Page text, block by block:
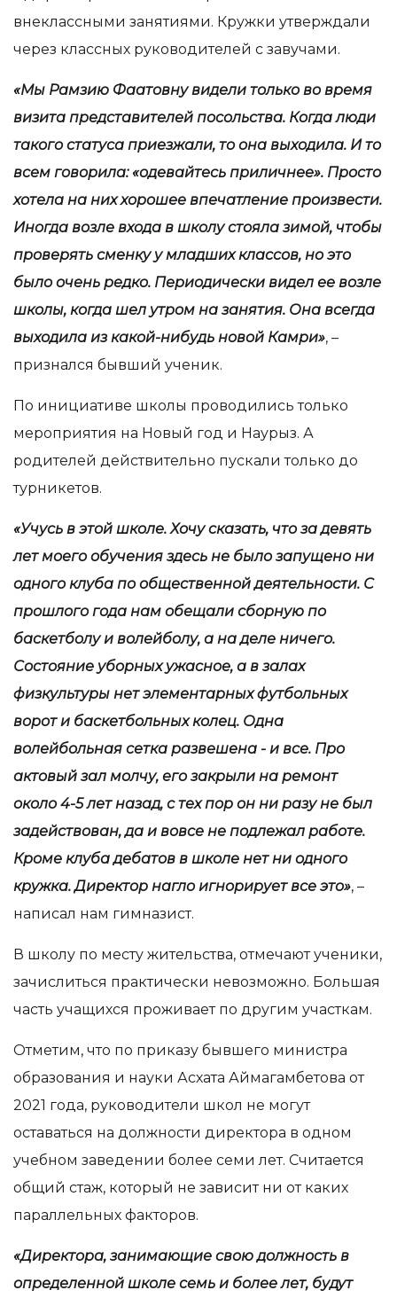
внеклассными занятиями. Кружки утверждали
через классных руководителей с завучами.
«Мы Рамзию Фаатовну видели только во время
визита представителей посольства. Когда люди
такого статуса приезжали, то она выходила. И то
всем говорила: «одевайтесь приличнее». Просто
хотела на них хорошее впечатление произвести.
Иногда возле входа в школу стояла зимой, чтобы
проверять сменку у младших классов, но это
было очень редко. Периодически видел ее возле
школы, когда шел утром на занятия. Она всегда
выходила из какой-нибудь новой Камри», –
признался бывший ученик.
По инициативе школы проводились только
мероприятия на Новый год и Наурыз. А
родителей действительно пускали только до
турникетов.
«Учусь в этой школе. Хочу сказать, что за девять
лет моего обучения здесь не было запущено ни
одного клуба по общественной деятельности. С
прошлого года нам обещали сборную по
баскетболу и волейболу, а на деле ничего.
Состояние уборных ужасное, а в залах
физкультуры нет элементарных футбольных
ворот и баскетбольных колец. Одна
волейбольная сетка развешена - и все. Про
актовый зал молчу, его закрыли на ремонт
около 4-5 лет назад, с тех пор он ни разу не был
задействован, да и вовсе не подлежал работе.
Кроме клуба дебатов в школе нет ни одного
кружка. Директор нагло игнорирует все это», –
написал нам гимназист.
В школу по месту жительства, отмечают ученики,
зачислиться практически невозможно. Большая
часть учащихся проживает по другим участкам.
Отметим, что по приказу бывшего министра
образования и науки Асхата Аймагамбетова от
2021 года, руководители школ не могут
оставаться на должности директора в одном
учебном заведении более семи лет. Считается
общий стаж, который не зависит ни от каких
параллельных факторов.
«Директора, занимающие свою должность в
определенной школе семь и более лет, будут